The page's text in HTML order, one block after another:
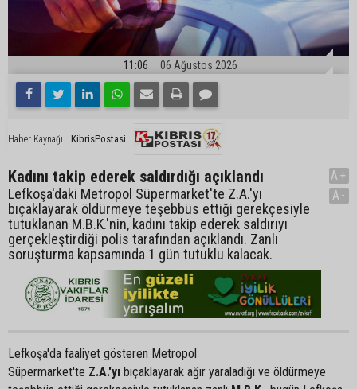
11:06 06 Ağustos 2026
Haber Kaynağı KibrisPostasi
Kadını takip ederek saldırdığı açıklandı
Lefkoşa'daki Metropol Süpermarket'te Z.A.'yı
bıçaklayarak öldürmeye teşebbüs ettiği gerekçesiyle
tutuklanan M.B.K.'nin, kadını takip ederek saldırıyı
gerçekleştirdiği polis tarafından açıklandı. Zanlı
soruşturma kapsamında 1 gün tutuklu kalacak.
A+
A-
Lefkoşa'da faaliyet gösteren Metropol
Süpermarket'te Z.A.'yı bıçaklayarak ağır yaraladığı ve öldürmeye